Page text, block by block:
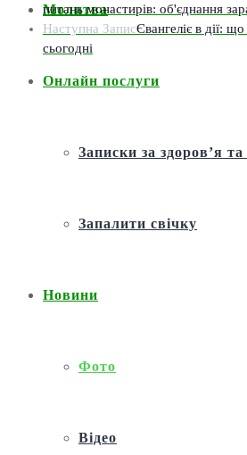
Молитва
Онлайн послуги
Записки за здоров’я та
Запалити свічку
Новини
Фото
Відео
питань монастирів: об'єднання
Наступна ЗаписЄвангеліє в дії:
сьогодні